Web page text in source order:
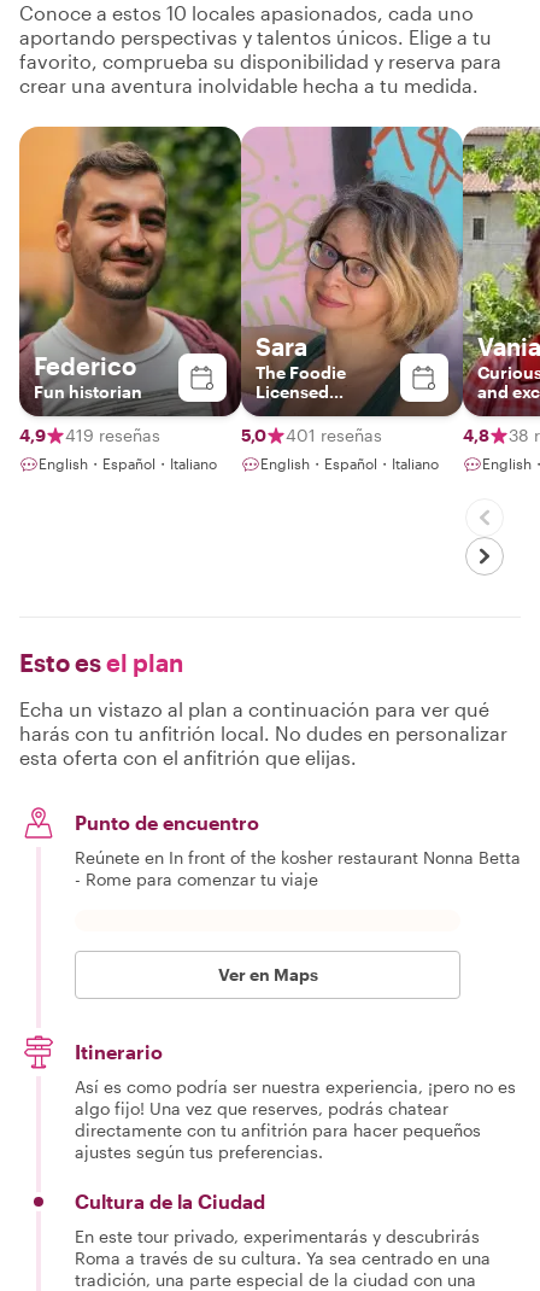
Conoce a estos 10 locales apasionados, cada uno
aportando perspectivas y talentos únicos. Elige a tu
favorito, comprueba su disponibilidad y reserva para
crear una aventura inolvidable hecha a tu medida.
Federico
Fun historian
4,9 419 reseñas
English・Español・Italiano
Sara
The Foodie
Licensed
Italy+Vatican
Tour Guide &
Photographer
5,0 401 reseñas
English・Español・Italiano
Vania
and
foodie expert
truly
4,8 38
English
Esto esel plan
Echa un vistazo al plan a continuación para ver qué
harás con tu anfitrión local. No dudes en personalizar
esta oferta con el anfitrión que elijas.
Punto de encuentro
Reúnete en In front of the kosher restaurant Nonna Betta
- Rome para comenzar tu viaje
Ver en Maps
Itinerario
Así es como podría ser nuestra experiencia, ¡pero no es
algo fijo! Una vez que reserves, podrás chatear
directamente con tu anfitrión para hacer pequeños
ajustes según tus preferencias.
Cultura de la Ciudad
En este tour privado, experimentarás y descubrirás
Roma a través de su cultura. Ya sea centrado en una
tradición, una parte especial de la ciudad con una